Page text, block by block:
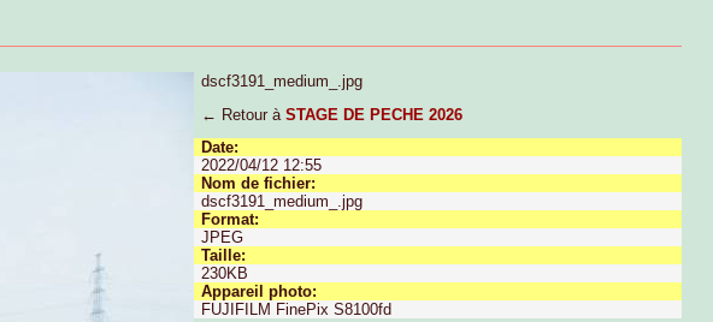
dscf3191_medium_.jpg
← Retour àSTAGE DE PECHE 2026
Date:
2022/04/12 12:55
Nom de fichier:
dscf3191_medium_.jpg
Format:
JPEG
Taille:
230KB
Appareil photo:
FUJIFILM FinePix S8100fd